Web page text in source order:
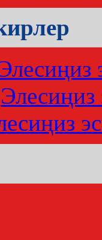
Элесиңиз